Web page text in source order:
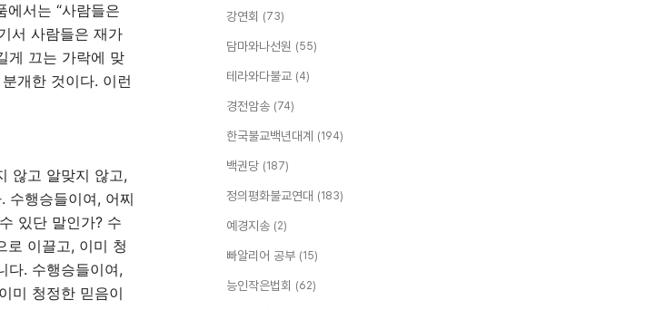
에서는 “사람들은
서 사람들은 재가
게 끄는 가락에 맞
개한 것이다. 이런
않고 알맞지 않고,
. 수행승들이여, 어찌
있단 말인가? 수
로 이끌고, 이미 청
다. 수행승들이여,
이미 청정한 믿음이
강연회 (73)
담마와나선원 (55)
테라와다불교 (4)
경전암송 (74)
한국불교백년대계 (194)
백권당 (187)
정의평화불교연대 (183)
예경지송 (2)
빠알리어 공부 (15)
능인작은법회 (62)